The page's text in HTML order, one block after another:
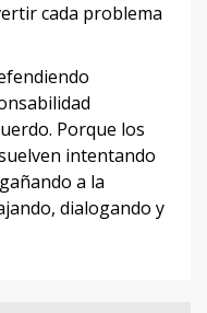
cada problema
Porque los
intentando
a la
dialogando y